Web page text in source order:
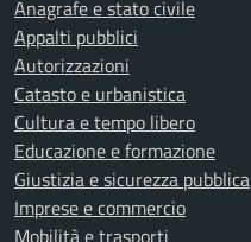
Anagrafe e stato civile
Appalti pubblici
Autorizzazioni
Catasto e urbanistica
Cultura e tempo libero
Educazione e formazione
Giustizia e sicurezza pubblica
Imprese e commercio
Mobilità e trasporti